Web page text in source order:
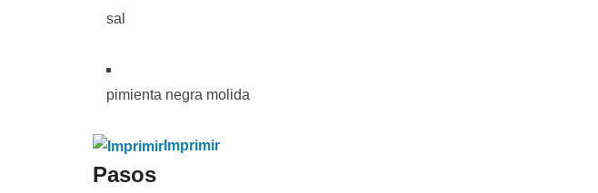
sal
pimienta negra molida
Imprimir
Pasos